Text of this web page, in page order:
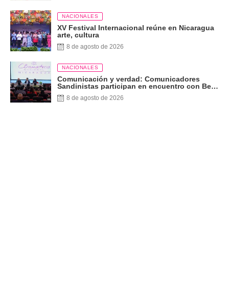
NACIONALES
XV Festival Internacional reúne en Nicaragua
arte, cultura
8 de agosto de 2026
NACIONALES
Comunicación y verdad: Comunicadores
Sandinistas participan en encuentro con Ben
Norton
8 de agosto de 2026